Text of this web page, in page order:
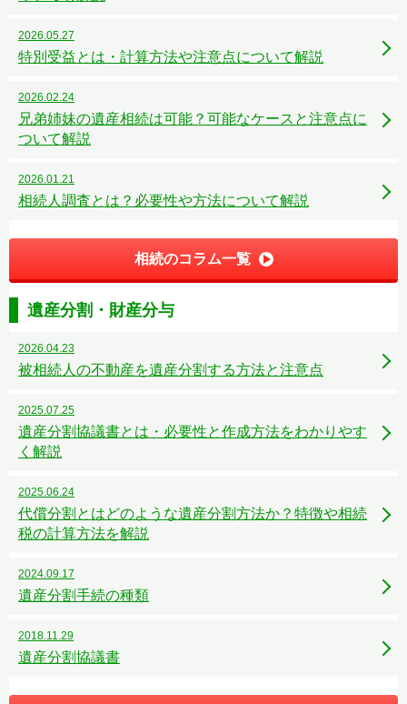
2026.05.27
特別受益とは・計算方法や注意点について解説
2026.02.24
兄弟姉妹の遺産相続は可能？可能なケースと注意点に
ついて解説
2026.01.21
相続人調査とは？必要性や方法について解説
相続のコラム一覧
遺産分割・財産分与
2026.04.23
被相続人の不動産を遺産分割する方法と注意点
2025.07.25
遺産分割協議書とは・必要性と作成方法をわかりやす
く解説
2025.06.24
代償分割とはどのような遺産分割方法か？特徴や相続
税の計算方法を解説
2024.09.17
遺産分割手続の種類
2018.11.29
遺産分割協議書